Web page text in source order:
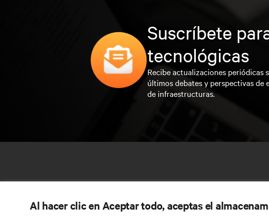
Suscríbete
tecnológicas
Recibe actualizaciones periódicas
últimos debates y perspectivas
de infraestructuras.
Al hacer clic en Aceptar todo, aceptas el